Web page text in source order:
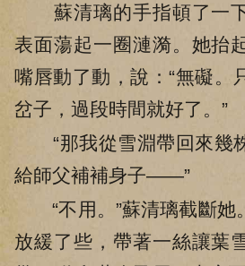
蘇清璃的手指頓了一下
表面蕩起一圈漣漪。她抬
嘴唇動了動，說：“無礙。
岔子，過段時間就好了。”
“那我從雪淵帶回來幾
給師父補補身子——”
“不用。”蘇清璃截斷她
放緩了些，帶著一絲讓葉